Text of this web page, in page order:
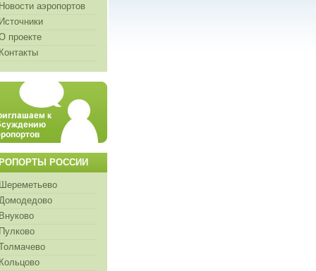
Новости аэропортов
Источники
проекте
Контакты
РОССИИ
Шереметьево
Внуково
Пулково
Кольцово